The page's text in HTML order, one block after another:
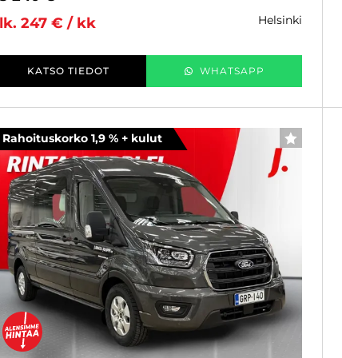
247 € / kk
helsinki
KATSO TIEDOT WHATSAPP
Rahoituskorko 1,9 % + kulut SUOSIKKI